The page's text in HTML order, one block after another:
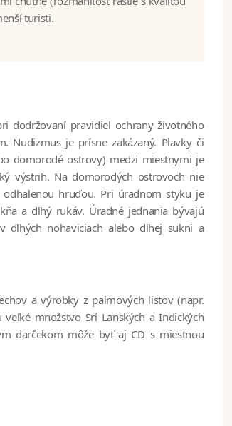
turisti.
dodržovaní pravidiel ochrany životného
Nudizmus je prísne zakázaný. Plavky či
domorodé ostrovy) medzi miestnymi je
výstrih. Na domorodých ostrovoch nie
hruďou. Pri úradnom styku je
a dlhý rukáv. Úradné jednania bývajú
dlhých nohaviciach alebo dlhej sukni a
a výrobky z palmových listov (napr.
množstvo Srí Lanských a Indických
darčekom môže byť aj CD s miestnou